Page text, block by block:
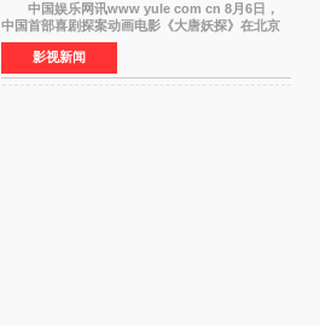
中国娱乐网讯www yule com cn 8月6日，
中国首部喜剧探案动画电影《大唐妖探》在北京
举办电影首映礼。导演程腾、联合导演黄珉、总
制片人曹紫建、制片人李莹莹，配音导演张喆，
对白指导程寅，领
影视新闻